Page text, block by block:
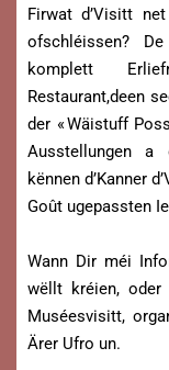
Firwat d’Visitt
ofschléissen?
komplett
Restaurant,deen
der « Wäistuff
Ausstellungen a
kënnen d’Kanner
Goût ugepassten
Wann Dir méi
wëllt kréien,
Muséesvisitt,
Ärer Ufro un.